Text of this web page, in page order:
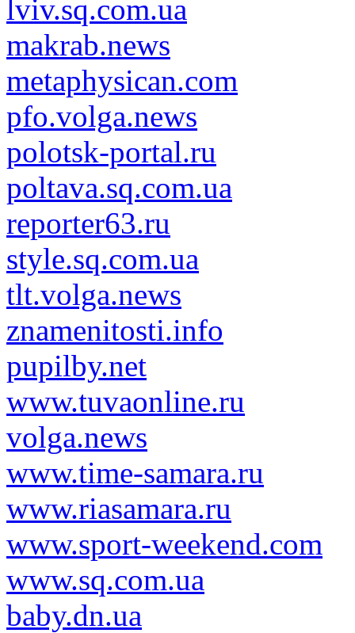
lviv.sq.com.ua
makrab.news
metaphysican.com
pfo.volga.news
polotsk-portal.ru
poltava.sq.com.ua
reporter63.ru
style.sq.com.ua
tlt.volga.news
znamenitosti.info
pupilby.net
www.tuvaonline.ru
volga.news
www.time-samara.ru
www.riasamara.ru
www.sport-weekend.com
www.sq.com.ua
baby.dn.ua